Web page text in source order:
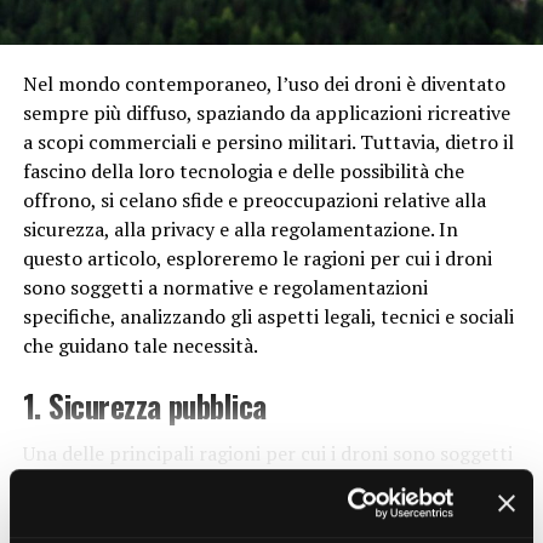
Inoltre, la biotecnologia sta aprendo la strada a nuovi
approcci nella lotta contro il cancro. Terapie come
l’immunoterapia, che sfruttano il sistema immunitario
del paziente per combattere il cancro, stanno
dimostrando un enorme potenziale nel migliorare le
prospettive di sopravvivenza e ridurre gli effetti
collaterali dei trattamenti tradizionali come la
chemioterapia.
Impatto sull’Ambiente e
sull’Agricoltura
La biotecnologia non è solo una forza di cambiamento
nel settore della salute, ma ha anche un impatto
significativo sull’ambiente e sull’agricoltura. Attraverso
la modifica genetica delle piante, gli scienziati sono in
grado di sviluppare varietà più resistenti alle malattie e
Nel mondo contemporaneo, l’uso dei droni è diventato
sempre più diffuso, spaziando da applicazioni ricreative
a scopi commerciali e persino militari. Tuttavia, dietro il
fascino della loro tecnologia e delle possibilità che
offrono, si celano sfide e preoccupazioni relative alla
sicurezza, alla privacy e alla regolamentazione. In
questo articolo, esploreremo le ragioni per cui i droni
sono soggetti a normative e regolamentazioni
specifiche, analizzando gli aspetti legali, tecnici e sociali
che guidano tale necessità.
1. Sicurezza pubblica
Una delle principali ragioni per cui i droni sono soggetti
rigide è la sicurezza pubblica. I
droni, soprattutto quelli di dimensioni maggiori